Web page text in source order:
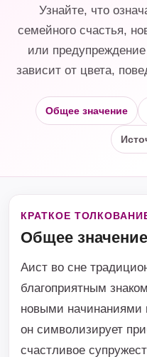
Узнайте, что
семейного счастья,
или
зависит от цвета,
Общее значение
КРАТКОЕ
Общее
Аист во сне
благоприятным
новыми начинаниями
он символизирует
счастливое